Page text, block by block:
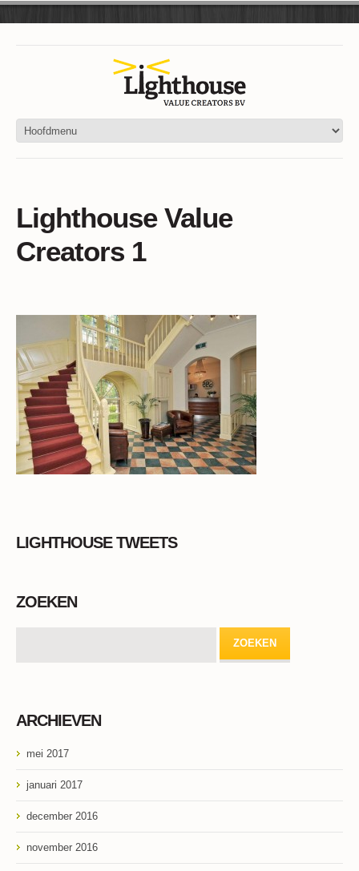
Lighthouse Value
Creators 1
LIGHTHOUSE TWEETS
ZOEKEN
ARCHIEVEN
mei 2017
januari 2017
december 2016
november 2016